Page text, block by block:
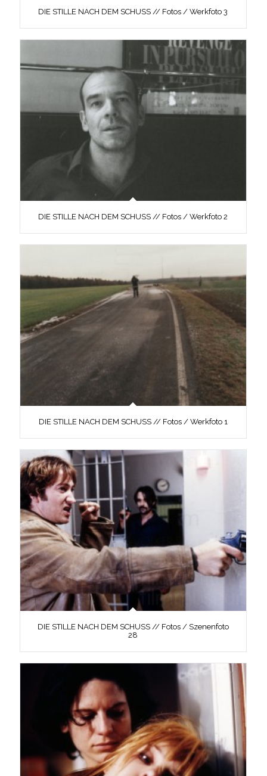
DIE STILLE NACH DEM SCHUSS // Fotos / Werkfoto 3
DIE STILLE NACH DEM SCHUSS // Fotos / Werkfoto 2
DIE STILLE NACH DEM SCHUSS // Fotos / Werkfoto 1
DIE STILLE NACH DEM SCHUSS // Fotos / Szenenfoto
28